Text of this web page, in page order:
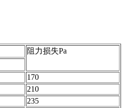
阻力损失Pa
170
210
235